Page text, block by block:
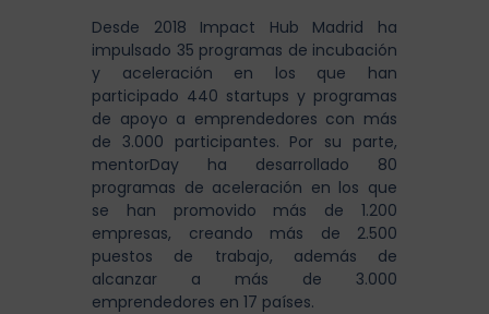
Desde 2018 Impact Hub Madrid ha
impulsado 35 programas de incubación
y aceleración en los que han
participado 440 startups y programas
de apoyo a emprendedores con más
de 3.000 participantes. Por su parte,
mentorDay ha desarrollado 80
programas de aceleración en los que
se han promovido más de 1.200
empresas, creando más de 2.500
puestos de trabajo, además de
alcanzar a más de 3.000
emprendedores en 17 países.